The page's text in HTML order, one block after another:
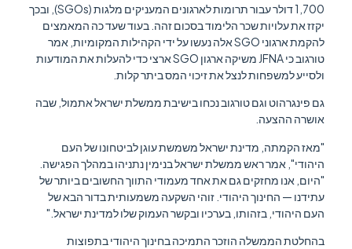
1,700 דולר עבור תרומות לארגונים המעניקים מלגות (SGOs), ובכך
יקזז את עלויות שכר הלימוד בסכום זהה. בעוד שעד כה המאמצים
להקמת ארגוני SGO אלה נעשו על ידי הקהילות המקומיות, אמר
טורגוב כי JFNA משיקה ארגון SGO ארצי כדי להעלות את המודעות
ולסייע למשפחות לנצל את זיכוי המס ביתר קלות.
גם פינגרהוט וגם טורגוב נכחו בישיבת ממשלת ישראל אתמול, שבה
אושרה ההצעה.
"מאז הקמתה, מדינת ישראל משמשת עוגן לביטחונו של העם
היהודי", אמר ראש ממשלת ישראל בנימין נתניהו במהלך הפגישה.
"היום, אנו מחזקים גם את אחד מעמודי התווך החשובים ביותר של
עתידנו — החינוך היהודי. זוהי השקעה משמעותית בדור הבא של
העם היהודי, בזהותו, בערכיו ובקשר העמוק שלו למדינת ישראל."
בהחלטת הממשלה הוזכר התמיכה בחינוך היהודי בתפוצות